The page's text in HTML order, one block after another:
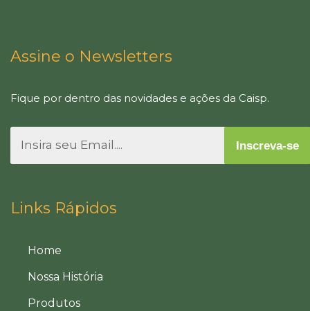
Assine o Newsletters
Fique por dentro das novidades e ações da Caisp.
Inscreva-se
Links Rápidos
Home
Nossa História
Produtos